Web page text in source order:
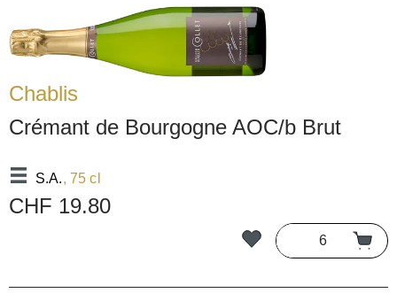
Chablis
Crémant de Bourgogne AOC/b Brut
S.A., 75 cl
CHF 19.80